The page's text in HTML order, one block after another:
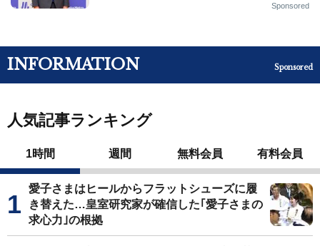
Sponsored
INFORMATION Sponsored
人気記事ランキング
1時間 週間 無料会員 有料会員
愛子さまはヒールからフラットシューズに履
き替えた…皇室研究家が確信した｢愛子さまの
求心力｣の根拠